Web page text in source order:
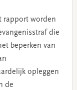
rapport worden
die
beperken van
opleggen
de